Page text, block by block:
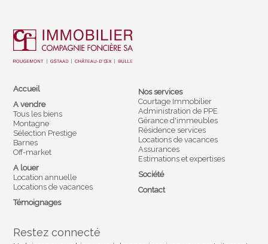
Accueil
A vendre
Tous les biens
Montagne
Sélection Prestige
Barnes
Off-market
A louer
Location annuelle
Locations de vacances
Témoignages
Nos services
Courtage Immobilier
Administration de PPE
Gérance d'immeubles
Résidence services
Locations de vacances
Assurances
Estimations et expertises
Société
Contact
Restez connecté